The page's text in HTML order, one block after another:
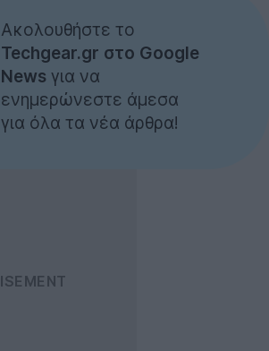
Ακολουθήστε το
Techgear.gr στο Google
News για να
ενημερώνεστε άμεσα
για όλα τα νέα άρθρα!